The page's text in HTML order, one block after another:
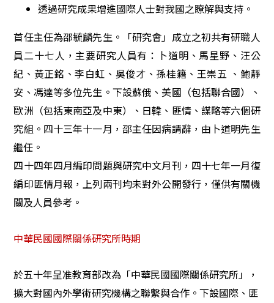
透過研究成果增進國際人士對我國之瞭解與支持。
首任主任為邵毓麟先生。「研究會」成立之初共有研職人
員二十七人，主要研究人員有：卜道明、馬星野、汪公
紀、黃正銘、李白虹、吳俊才、孫桂籍、王崇五 、鮑靜
安、馮達等多位先生。下設蘇俄、美國（包括聯合國）、
歐洲（包括東南亞及中東）、日韓、匪情、謀略等六個研
究組。四十三年十一月，邵主任因病請辭，由卜道明先生
繼任。
四十四年四月編印問題與研究中文月刊，四十七年一月復
編印匪情月報，上列兩刊均未對外公開發行，僅供有關機
關及人員參考。
中華民國國際關係研究所時期
於五十年呈准教育部改為「中華民國國際關係研究所」，
擴大對國內外學術研究機構之聯繫與合作。下設國際、匪